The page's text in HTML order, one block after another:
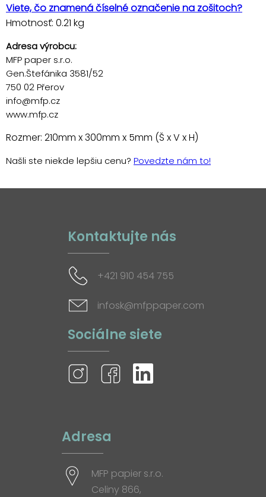
Viete, čo znamená číselné označenie na zošitoch?
Hmotnosť: 0.21 kg
Adresa výrobcu:
MFP paper s.r.o.
Gen.Štefánika 3581/52
750 02 Přerov
info@mfp.cz
www.mfp.cz
Rozmer: 210mm x 300mm x 5mm (Š x V x H)
Našli ste niekde lepšiu cenu? Povedzte nám to!
Kontaktujte nás
+421 910 454 755
infosk@mfppaper.com
Sociálne siete
Adresa
MFP papier s.r.o.
Celiny 866,